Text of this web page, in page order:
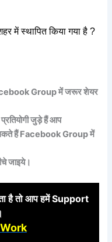
Group में जरूर शेयर
जुड़े हैं आप
हैं Facebook Group में
जाइये।
है तो आप हमें Support